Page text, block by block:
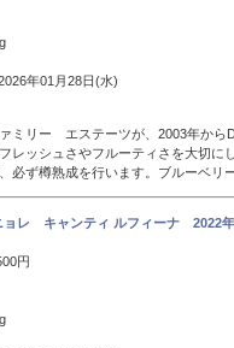
年01月28日(水)
ミリー エステーツが、2003年か
レッシュさやフルーティさを大切に
必ず樽熟成を行います。ブルーベリ
ョレ キャンティ ルフィーナ 2022年
円